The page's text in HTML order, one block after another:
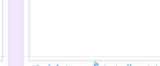
جنون جي اڌ صدي ( ڀاڱو پھريون: شڪست) -